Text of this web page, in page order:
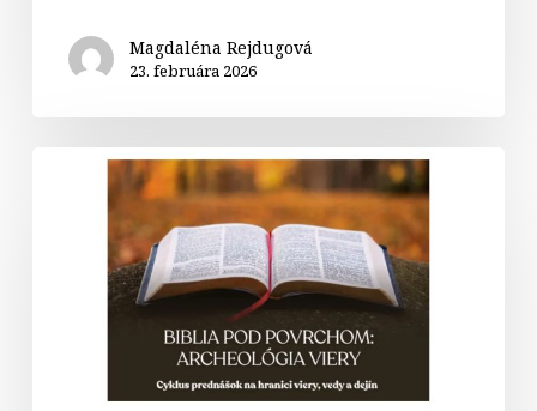
Magdaléna Rejdugová
23. februára 2026
povrchom
archeológia